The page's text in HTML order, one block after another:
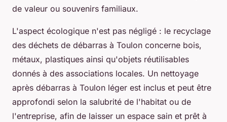
de valeur ou souvenirs familiaux.
L'aspect écologique n'est pas négligé : le recyclage
des déchets de débarras à Toulon concerne bois,
métaux, plastiques ainsi qu'objets réutilisables
donnés à des associations locales. Un nettoyage
après débarras à Toulon léger est inclus et peut être
approfondi selon la salubrité de l'habitat ou de
l'entreprise, afin de laisser un espace sain et prêt à